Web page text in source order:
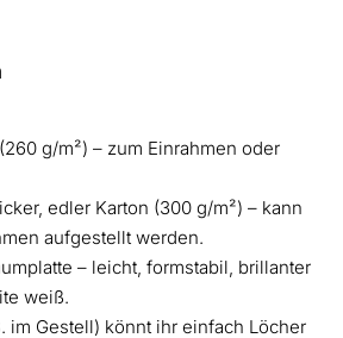
g/m²) – zum Einrahmen oder
edler Karton (300 g/m²) – kann
aufgestellt werden.
– leicht, formstabil, brillanter
weiß.
im Gestell) könnt ihr einfach Löcher